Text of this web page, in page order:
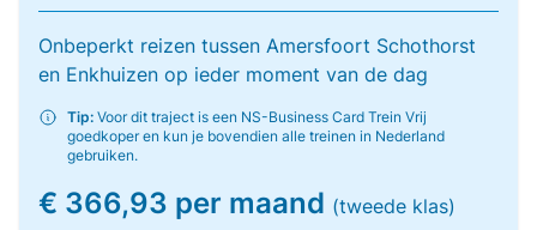
Onbeperkt reizen tussen Amersfoort Schothorst
en Enkhuizen op ieder moment van de dag
Tip: Voor dit traject is een NS-Business Card Trein Vrij
goedkoper en kun je bovendien alle treinen in Nederland
gebruiken.
€ 366,93 per maand (tweede klas)